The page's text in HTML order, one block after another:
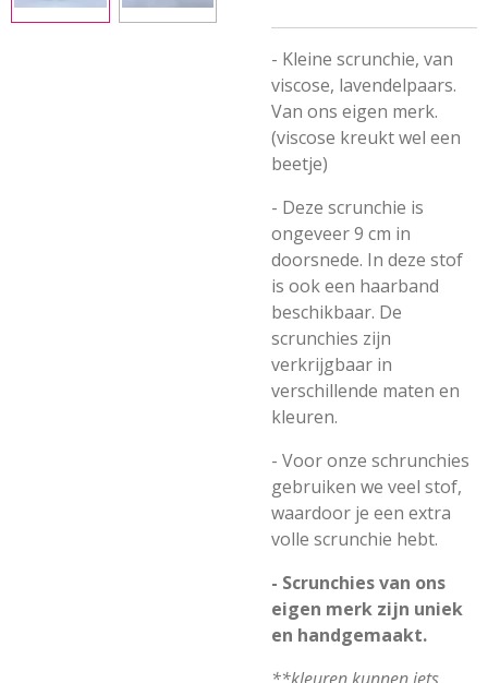
- Kleine scrunchie, van
viscose, lavendelpaars.
Van ons eigen merk.
(viscose kreukt wel een
beetje)
- Deze scrunchie is
ongeveer 9 cm in
doorsnede. In deze stof
is ook een haarband
beschikbaar. De
scrunchies zijn
verkrijgbaar in
verschillende maten en
kleuren.
- Voor onze schrunchies
gebruiken we veel stof,
waardoor je een extra
volle scrunchie hebt.
- Scrunchies van ons
eigen merk zijn uniek
en handgemaakt.